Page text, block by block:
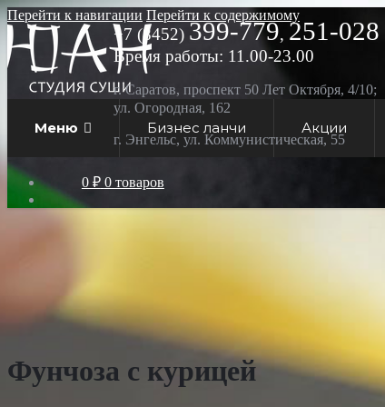
Перейти к навигации Перейти к содержимому
Меню Бизнес ланчи Акции
0 ₽ 0 товаров
+7 (8452) 399-779, 251-028
Время работы: 11.00-23.00
г. Саратов, проспект 50 Лет Октября, 4/10;
ул. Огородная, 162
г. Энгельс, ул. Коммунистическая, 55
Фунчоза с курицей